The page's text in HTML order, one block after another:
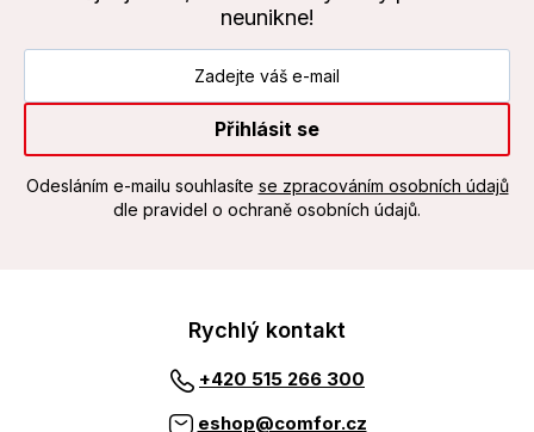
neunikne!
Přihlásit se
Odesláním e-mailu souhlasíte se zpracováním osobních údajů
dle pravidel o ochraně osobních údajů.
Rychlý kontakt
+420 515 266 300
eshop@comfor.cz